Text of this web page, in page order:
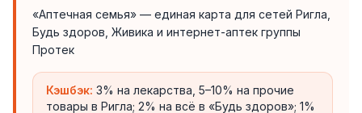
«Аптечная семья» — единая карта для сетей Ригла,
Будь здоров, Живика и интернет-аптек группы
Протек
Кэшбэк: 3% на лекарства, 5–10% на прочие
товары в Ригла; 2% на всё в «Будь здоров»; 1%